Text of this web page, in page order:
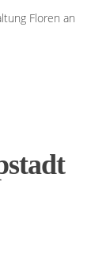
Floren an